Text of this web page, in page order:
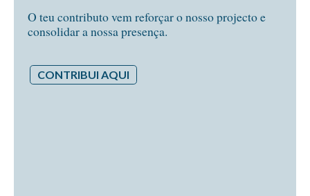
O teu contributo vem reforçar o nosso projecto e
consolidar a nossa presença.
CONTRIBUI AQUI